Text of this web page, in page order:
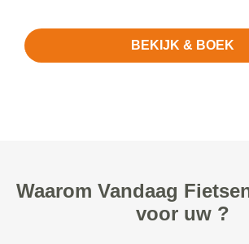
BEKIJK & BOEK
Waarom Vandaag
voor uw ?